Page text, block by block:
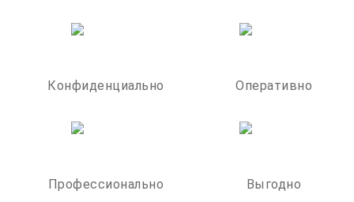
Конфиденциально Оперативно
Профессионально Выгодно